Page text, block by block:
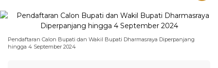
Pendaftaran Calon Bupati dan Wakil Bupati Dharmasraya Diperpanjang
hingga 4 September 2024